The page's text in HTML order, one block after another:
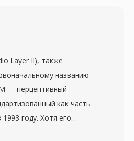
Layer II), также
названию
— перцептивный
как часть
1993 году. Хотя его
внимание